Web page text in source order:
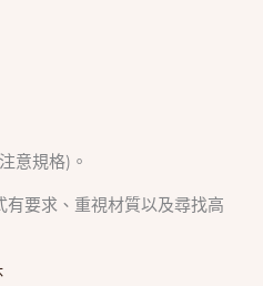
意規格)。
要求、重視材質以及尋找高